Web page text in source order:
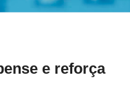
e reforça